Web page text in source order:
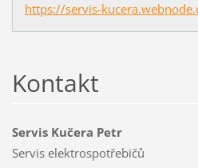
https://servis-
Kontakt
Servis Kučera Petr
Servis elektrospotřebičů